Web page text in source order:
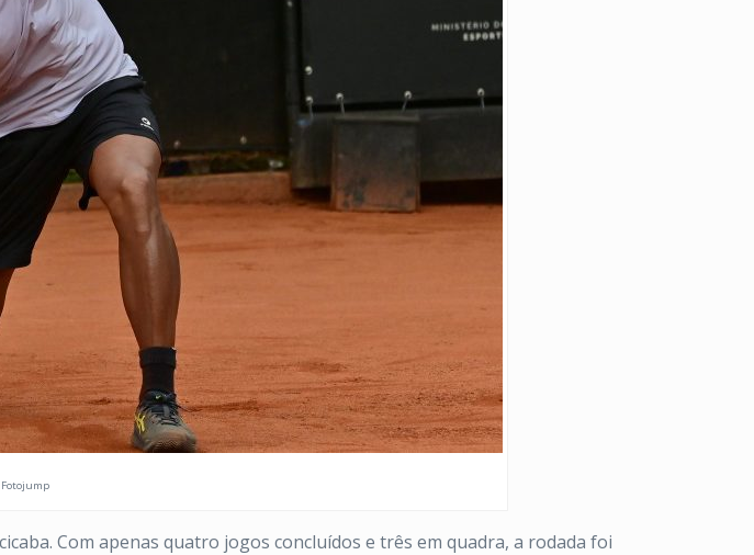
Fotojump
Com apenas quatro jogos concluídos e três em quadra, a rodada foi